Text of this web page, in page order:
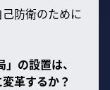
防衛のために
の設置は、
革するか？